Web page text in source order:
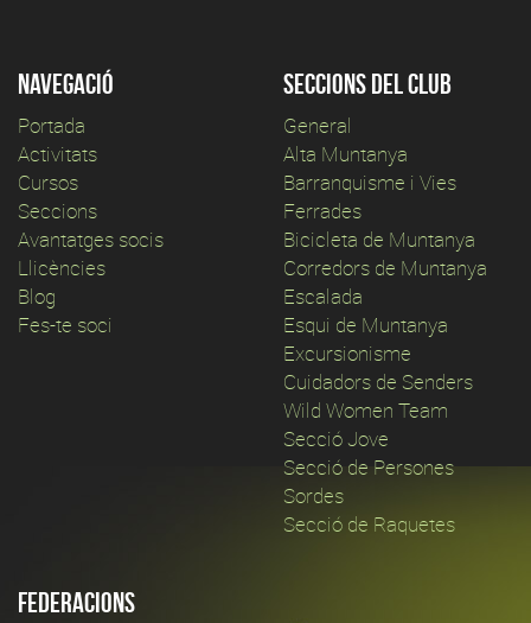
Navegació
Portada
Activitats
Cursos
Seccions
Avantatges socis
Llicències
Blog
Fes-te soci
Seccions del club
General
Alta Muntanya
Barranquisme i Vies
Ferrades
Bicicleta de Muntanya
Corredors de Muntanya
Escalada
Esqui de Muntanya
Excursionisme
Cuidadors de Senders
Wild Women Team
Secció Jove
Secció de Persones
Sordes
Secció de Raquetes
Federacions